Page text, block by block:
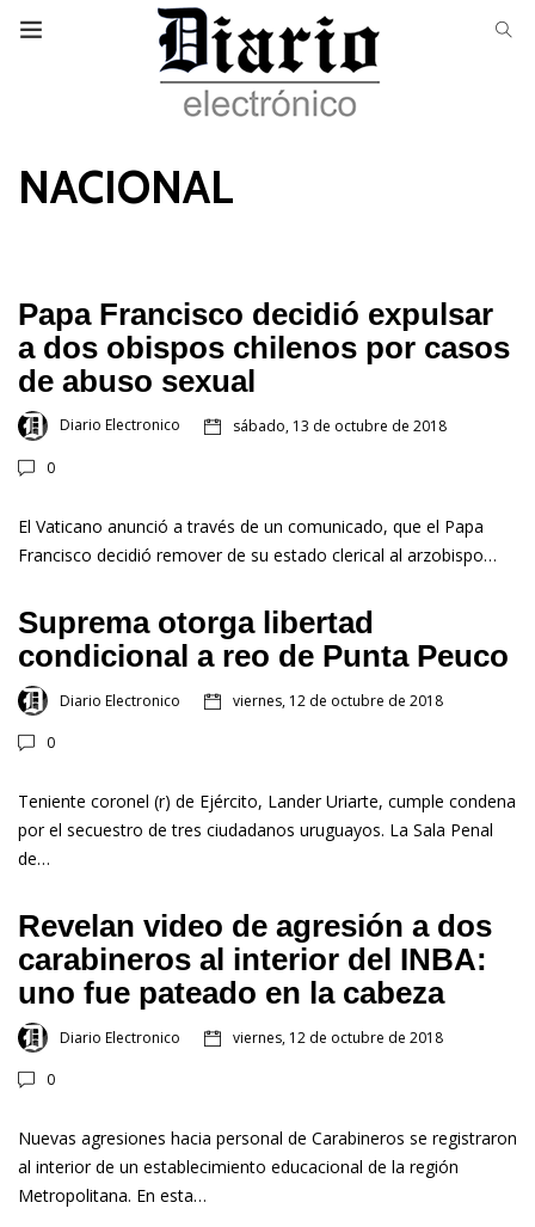
NACIONAL
Papa Francisco decidió expulsar
a dos obispos chilenos por casos
de abuso sexual
Diario Electronico sábado, 13 de octubre de 2018
0
El Vaticano anunció a través de un comunicado, que el Papa
Francisco decidió remover de su estado clerical al arzobispo…
Suprema otorga libertad
condicional a reo de Punta Peuco
Diario Electronico viernes, 12 de octubre de 2018
0
Teniente coronel (r) de Ejército, Lander Uriarte, cumple condena
por el secuestro de tres ciudadanos uruguayos. La Sala Penal
de…
Revelan video de agresión a dos
carabineros al interior del INBA:
uno fue pateado en la cabeza
Diario Electronico viernes, 12 de octubre de 2018
0
Nuevas agresiones hacia personal de Carabineros se registraron
al interior de un establecimiento educacional de la región
Metropolitana. En esta…